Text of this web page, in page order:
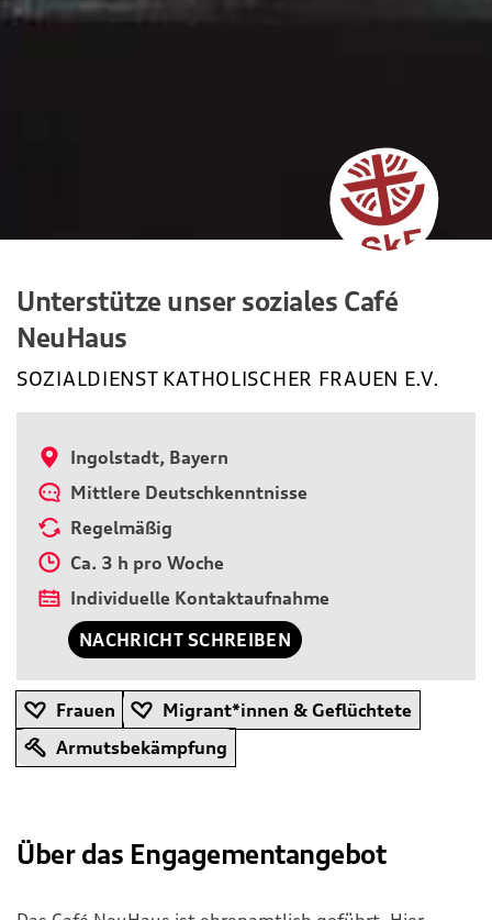
Unterstütze unser soziales Café
NeuHaus
SOZIALDIENST KATHOLISCHER FRAUEN E.V.
Ingolstadt, Bayern
Mittlere Deutschkenntnisse
Regelmäßig
Ca. 3 h pro Woche
Individuelle Kontaktaufnahme
NACHRICHT SCHREIBEN
Frauen
Migrant*innen & Geflüchtete
Armutsbekämpfung
Über das Engagementangebot